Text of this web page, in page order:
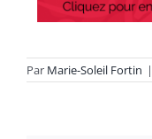
Par Marie-Soleil Fortin |